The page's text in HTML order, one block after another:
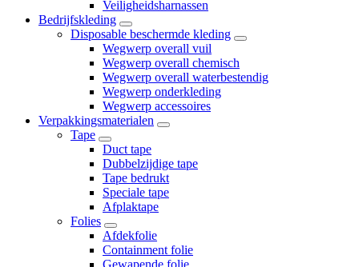
Veiligheidsharnassen
Bedrijfskleding
Disposable beschermde kleding
Wegwerp overall vuil
Wegwerp overall chemisch
Wegwerp overall waterbestendig
Wegwerp onderkleding
Wegwerp accessoires
Verpakkingsmaterialen
Tape
Duct tape
Dubbelzijdige tape
Tape bedrukt
Speciale tape
Afplaktape
Folies
Afdekfolie
Containment folie
Gewapende folie